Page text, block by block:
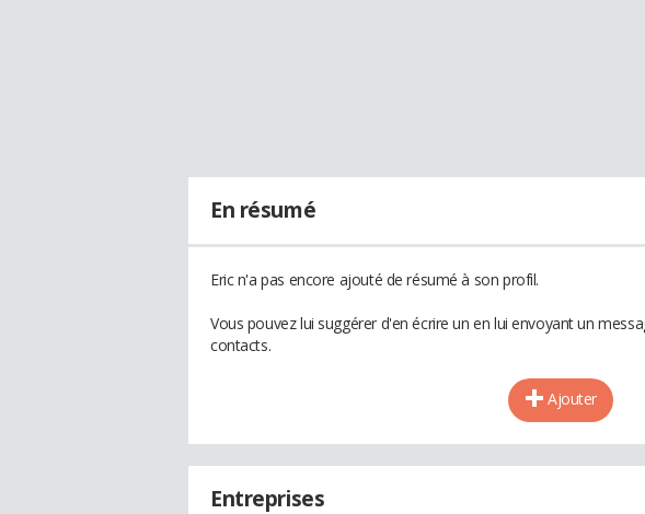
En résumé
Eric n'a pas encore ajouté de résumé à son profil.
Vous pouvez lui suggérer d'en écrire un en lui envoyant un
contacts.
Ajouter
Entreprises